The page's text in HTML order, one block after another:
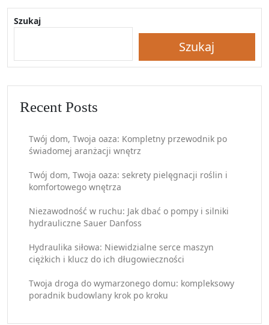
Szukaj
Szukaj
Recent Posts
Twój dom, Twoja oaza: Kompletny przewodnik po
świadomej aranżacji wnętrz
Twój dom, Twoja oaza: sekrety pielęgnacji roślin i
komfortowego wnętrza
Niezawodność w ruchu: Jak dbać o pompy i silniki
hydrauliczne Sauer Danfoss
Hydraulika siłowa: Niewidzialne serce maszyn
ciężkich i klucz do ich długowieczności
Twoja droga do wymarzonego domu: kompleksowy
poradnik budowlany krok po kroku